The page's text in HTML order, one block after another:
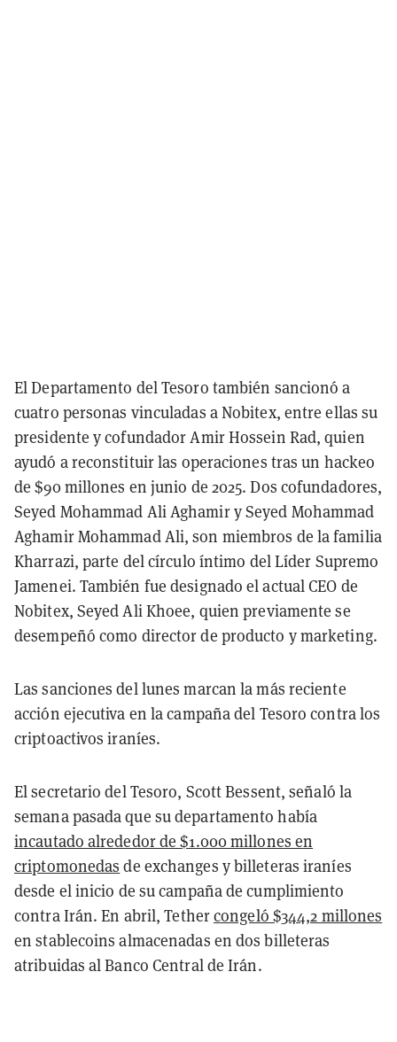
El Departamento del Tesoro también sancionó a
cuatro personas vinculadas a Nobitex, entre ellas su
presidente y cofundador Amir Hossein Rad, quien
ayudó a reconstituir las operaciones tras un hackeo
de $90 millones en junio de 2025. Dos cofundadores,
Seyed Mohammad Ali Aghamir y Seyed Mohammad
Aghamir Mohammad Ali, son miembros de la familia
Kharrazi, parte del círculo íntimo del Líder Supremo
Jamenei. También fue designado el actual CEO de
Nobitex, Seyed Ali Khoee, quien previamente se
desempeñó como director de producto y marketing.
Las sanciones del lunes marcan la más reciente
acción ejecutiva en la campaña del Tesoro contra los
criptoactivos iraníes.
El secretario del Tesoro, Scott Bessent, señaló la
semana pasada que su departamento había
incautado alrededor de $1.000 millones en
criptomonedas de exchanges y billeteras iraníes
desde el inicio de su campaña de cumplimiento
contra Irán. En abril, Tethercongeló $344,2 millones
en stablecoins almacenadas en dos billeteras
atribuidas al Banco Central de Irán.